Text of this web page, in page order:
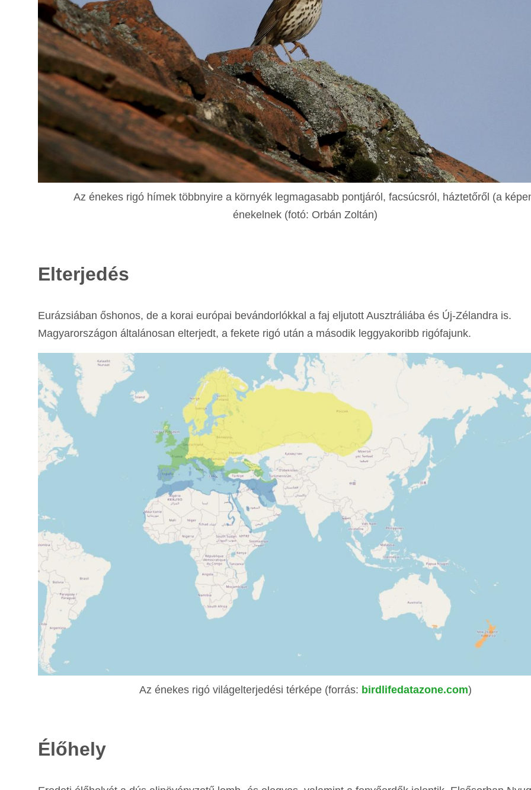
Az énekes rigó hímek többnyire a környék legmagasabb pontjáról, facsúcsról, háztetőről (a
énekelnek (fotó: Orbán Zoltán)
Elterjedés
Eurázsiában őshonos, de a korai európai bevándorlókkal a faj eljutott Ausztráliába és Új-Zélandra is.
Magyarországon általánosan elterjedt, a fekete rigó után a második leggyakoribb rigófajunk.
Az énekes rigó világelterjedési térképe (forrás: birdlifedatazone.com)
Élőhely